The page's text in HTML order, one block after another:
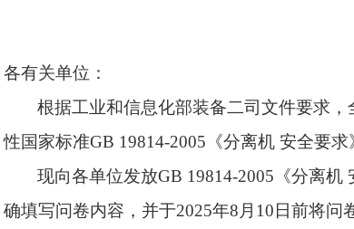
各有关单位：
根据工业和信息化部装备二司文件要求
性国家标准GB 19814-2005《分离机 安全要
现向各单位发放GB 19814-2005《分离
确填写问卷内容，并于2025年8月10日前将问